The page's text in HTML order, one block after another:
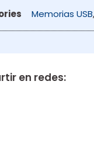
Memorias USB,
en redes: